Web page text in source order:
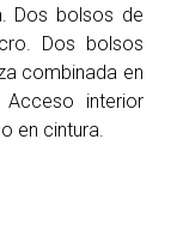
Dos bolsos de
Dos bolsos
combinada en
interior
en cintura.